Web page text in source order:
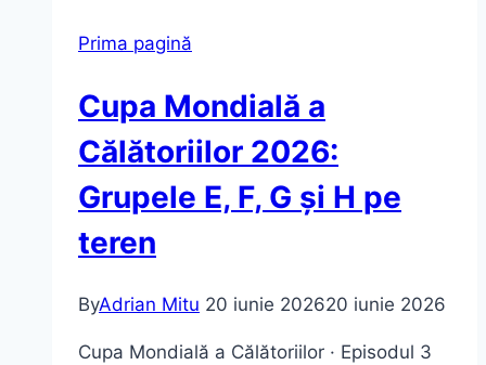
Prima pagină
Cupa Mondială a
Călătoriilor 2026:
Grupele E, F, G și H pe
teren
ByAdrian Mitu 20 iunie 202620 iunie 2026
Cupa Mondială a Călătoriilor · Episodul 3